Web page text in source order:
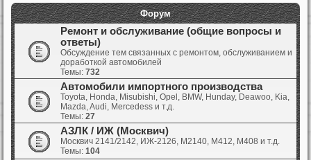
Форум
Ремонт и обслуживание (общие вопросы и
ответы)
Обсуждение тем связанных с ремонтом, обслуживанием и
доработкой автомобилей
Темы: 732
Автомобили импортного производства
Toyota, Honda, Misubishi, Opel, BMW, Hunday, Deawoo, Kia,
Mazda, Audi, Mercedess и т.д.
Темы: 27
АЗЛК / ИЖ (Москвич)
Москвич 2141/2142, ИЖ-2126, М2140, М412, М408 и т.д.
Темы: 104